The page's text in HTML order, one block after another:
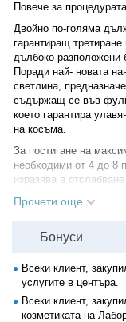
Повече за
Двойно по-голяма
гарантиращ
дълбоко разположени
Поради най- новата
светлина,
съдържащ се във
което гарантира
на косъма.
За постигане на
необходими от 4 до 8
изразява в
космени фоликули в
Желателно е към
повърхността на
Прочети още
Бонуси
Всеки клиент,
услугите в центъра.
Всеки клиент,
козметиката на